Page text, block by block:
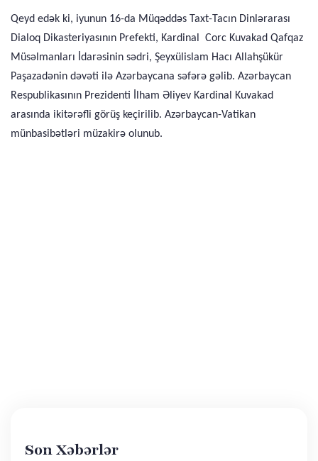
Qeyd edək ki, iyunun 16-da Müqəddəs Taxt-Tacın Dinlərarası
Dialoq Dikasteriyasının Prefekti, Kardinal Corc Kuvakad Qafqaz
Müsəlmanları İdarəsinin sədri, Şeyxülislam Hacı Allahşükür
Paşazadənin dəvəti ilə Azərbaycana səfərə gəlib. Azərbaycan
Respublikasının Prezidenti İlham Əliyev Kardinal Kuvakad
arasında ikitərəfli görüş keçirilib. Azərbaycan-Vatikan
münbasibətləri müzakirə olunub.
Son Xəbərlər